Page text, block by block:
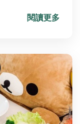
閱讀更多